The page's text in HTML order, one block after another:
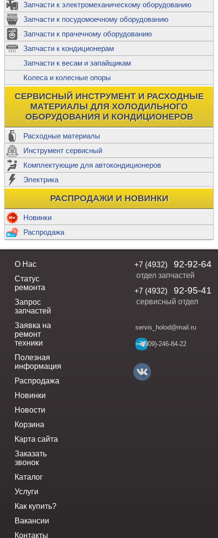
Запчасти к электромеханическому оборудованию
Запчасти к посудомоечному оборудованию
Запчасти к прачечному оборудованию
Запчасти к кондиционерам
Запчасти к весам и запайщикам
Колеса и колесные опоры
СЕРВИСНЫЙ ИНСТРУМЕНТ И РАСХОДНЫЕ
МАТЕРИАЛЫ ДЛЯ ХОЛОДИЛЬНОГО
ОБОРУДОВАНИЯ И КОНДИЦИОНЕРОВ
Расходные материалы
Инструмент сервисный
Комплектующие для автокондиционеров
Электрика
РАСПРОДАЖИ И НОВИНКИ
Новинки
Распродажа
О Нас
Статус
ремонта
Запрос
запчастей
Заявка на
ремонт
техники
Полезная
информация
Распродажа
Новинки
Новости
Корзина
Карта сайта
Заказать
звонок
Каталог
Услуги
Как купить?
Вакансии
Контакты
+7 (4932) 92-92-64
отдел запчастей
+7 (4932)
92-95-41
сервисный отдел
servis_holod@mail.ru
+7(909)-246-84-22